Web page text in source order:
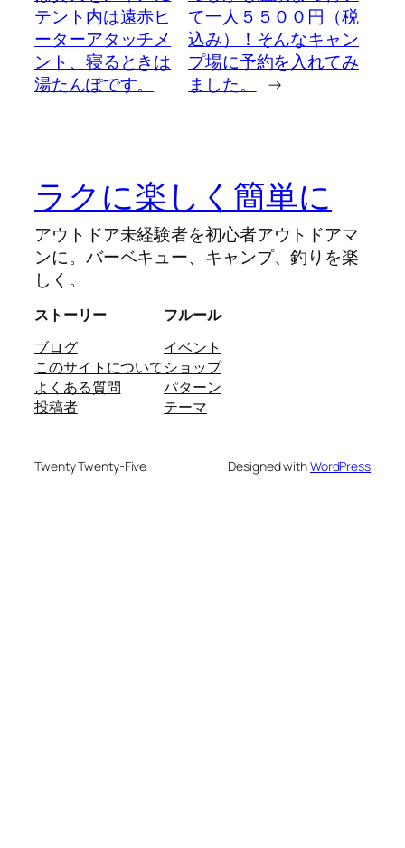
テント内は遠赤ヒ
ーターアタッチメ
ント、寝るときは
湯たんぽです。
て一人５５００円（税
込み）！そんなキャン
プ場に予約を入れてみ
ました。
→
ラクに楽しく簡単に
アウトドア未経験者を初心者アウトドアマ
ンに。バーベキュー、キャンプ、釣りを楽
しく。
ストーリー
ブログ
このサイトについて
よくある質問
投稿者
フルール
イベント
ショップ
パターン
テーマ
Twenty Twenty-Five Designed withWordPress